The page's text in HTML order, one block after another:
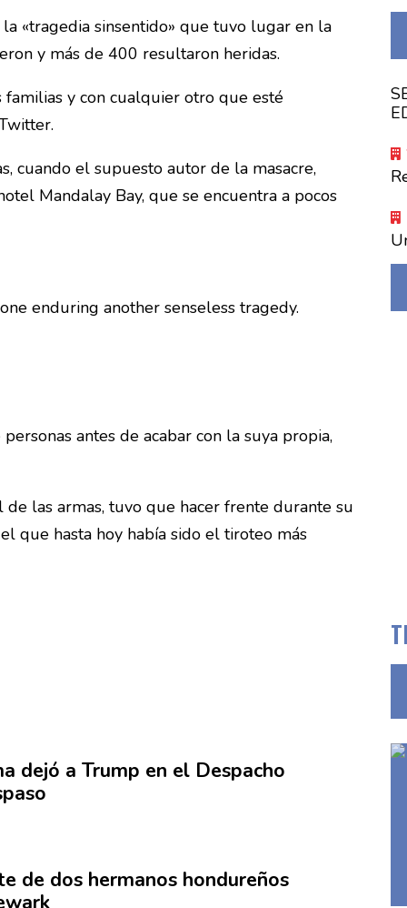
«tragedia sinsentido» que tuvo lugar en la
y más de 400 resultaron heridas.
familias y con cualquier otro que esté
, cuando el supuesto autor de la masacre,
Mandalay Bay, que se encuentra a pocos
enduring another senseless tragedy.
antes de acabar con la suya propia,
las armas, tuvo que hacer frente durante su
que hasta hoy había sido el tiroteo más
dejó a Trump en el Despacho
de dos hermanos hondureños